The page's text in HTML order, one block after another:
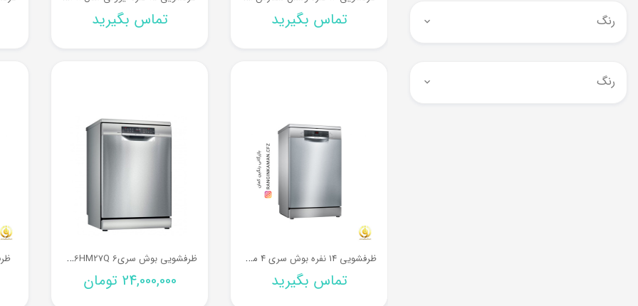
رنگ
رنگ
تماس بگیرید تماس بگیرید
ظ
رفشویی 14 نفره بوش سری 4 مدل SMS46MI10M
تماس بگیرید
ظ
رفشویی بوش سری6 SMS6HM27Q
24,000,000 تومان